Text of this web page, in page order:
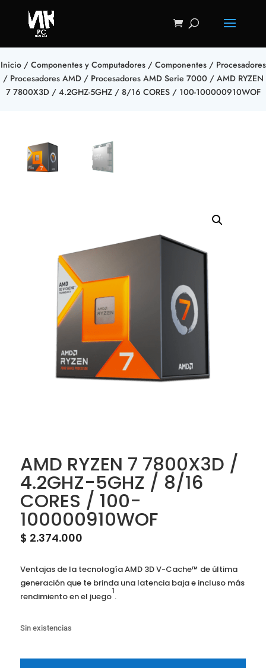
Inicio/ Componentes y Computadores/ Componentes/ Procesadores
/ Procesadores AMD/ Procesadores AMD Serie 7000/ AMD RYZEN
7 7800X3D / 4.2GHZ-5GHZ / 8/16 CORES / 100-100000910WOF
AMD RYZEN 7 7800X3D /
4.2GHZ-5GHZ / 8/16
CORES / 100-
100000910WOF
$ 2.374.000
Ventajas de la tecnología AMD 3D V-Cache™ de última
generación que te brinda una latencia baja e incluso más
rendimiento en el juego
1
.
Sin existencias